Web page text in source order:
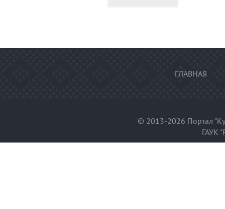
ГЛАВНАЯ
© 2013-2026 Портал
ГАУК